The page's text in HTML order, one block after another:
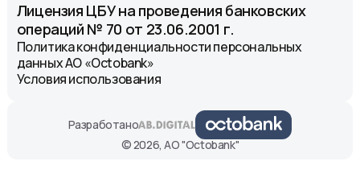
Лицензия ЦБУ на проведения банковских
операций № 70 от 23.06.2001 г.
Политика конфиденциальности персональных
данных АО «Octobank»
Условия использования
Разработано
© 2026, АО "Octobank"